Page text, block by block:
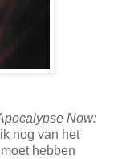
Now:
nog van het
hebben